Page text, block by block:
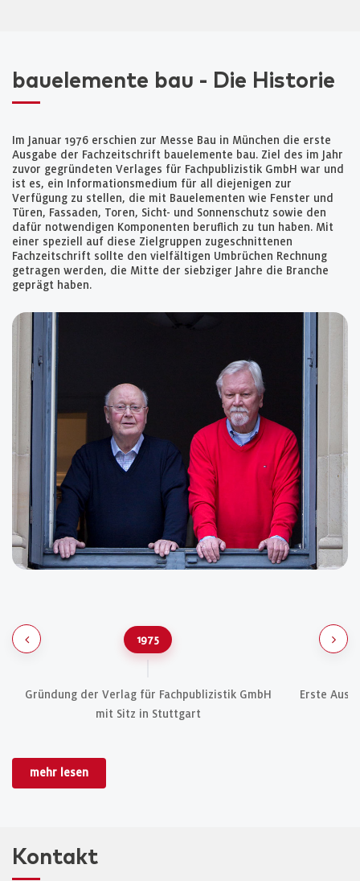
bauelemente bau - Die Historie
Im Januar 1976 erschien zur Messe Bau in München die erste
Ausgabe der Fachzeitschrift bauelemente bau. Ziel des im Jahr
zuvor gegründeten Verlages für Fachpublizistik GmbH war und
ist es, ein Informationsmedium für all diejenigen zur
Verfügung zu stellen, die mit Bauelementen wie Fenster und
Türen, Fassaden, Toren, Sicht- und Sonnenschutz sowie den
dafür notwendigen Komponenten beruflich zu tun haben. Mit
einer speziell auf diese Zielgruppen zugeschnittenen
Fachzeitschrift sollte den vielfältigen Umbrüchen Rechnung
getragen werden, die Mitte der siebziger Jahre die Branche
geprägt haben.
1975
Gründung der Verlag für Fachpublizistik GmbH
mit Sitz in Stuttgart
Erste
mehr lesen
Kontakt